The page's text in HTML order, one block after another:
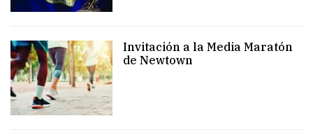
Invitación a la Media Maratón
de Newtown